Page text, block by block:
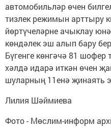
автомобильләр өчен
тизлек режимын арттыру
йөртүчеләрне ачыклау
көндәлек эш алып бару
Бүгенге көнгәчә 81 шофер
хәлдә идарә иткән өчен
шуларның 11енә җинаять
Лилия Шәймиева
Фото - Мөслим-информ